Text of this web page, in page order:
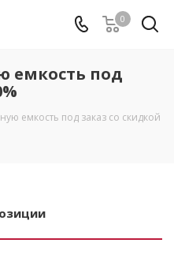
0
емкость под
емкость под заказ со скидкой